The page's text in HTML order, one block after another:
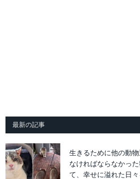
最新の記事
生きるために他の動
なければならなかっ
て、幸せに溢れた日